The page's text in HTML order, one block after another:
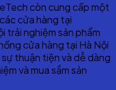
còn cung cấp một
cửa hàng tại
trải nghiệm sản phẩm
cửa hàng tại Hà Nội
thuận tiện và dễ dàng
và mua sắm sản